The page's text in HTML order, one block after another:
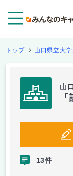
トップ 山口県立大
山
13件